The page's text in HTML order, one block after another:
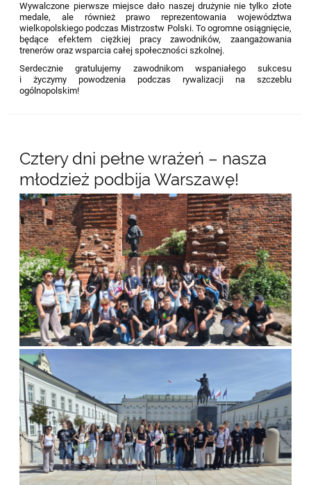
Wywalczone pierwsze miejsce dało naszej drużynie nie tylko złote
medale, ale również prawo reprezentowania województwa
wielkopolskiego podczas Mistrzostw Polski. To ogromne osiągnięcie,
będące efektem ciężkiej pracy zawodników, zaangażowania
trenerów oraz wsparcia całej społeczności szkolnej.
Serdecznie gratulujemy zawodnikom wspaniałego sukcesu
i życzymy powodzenia podczas rywalizacji na szczeblu
ogólnopolskim!
Cztery dni pełne wrażeń – nasza
młodzież podbija Warszawę!